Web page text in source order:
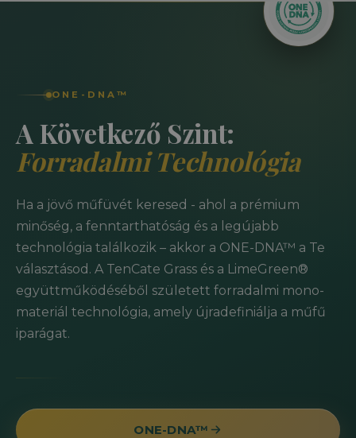
ONE-DNA™
A Következő Szint:
Forradalmi Technológia
Ha a jövő műfüvét keresed - ahol a prémium
minőség, a fenntarthatóság és a legújabb
technológia találkozik – akkor a ONE-DNA™ a Te
választásod. A TenCate Grass és a LimeGreen®
együttműködéséből született forradalmi mono-
materiál technológia, amely újradefiniálja a műfű
iparágat.
ONE-DNA™